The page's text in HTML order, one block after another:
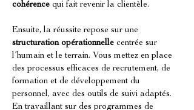
cohérence qui fait revenir la clientèle.
Ensuite, la réussite repose sur une
structuration opérationnelle centrée sur
l’humain et le terrain. Vous mettez en place
des processus efficaces de recrutement, de
formation et de développement du
personnel, avec des outils de suivi adaptés.
En travaillant sur des programmes de